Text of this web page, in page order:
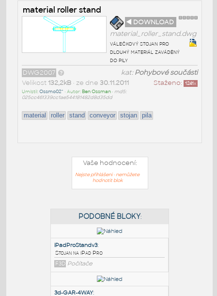
material roller stand
◄ DOWNLOAD
material_roller_stand.dwg
válečkový stojan pro
dlouhý materiál zaváděný
do pily
kat:Pohybové součásti
DWG2007
Staženo: 1241x
Velikost 132,2kB• ze dne 30.11.2011
Umístil:Ossmo02^ • Autor: Ben Ossman• md5:
025cc461339cc1ae544181482d8d35dd
material roller stand conveyor stojan pila
Vaše hodnocení:
Nejste přihlášeni - nemůžete
hodnotit blok
PODOBNÉ BLOKY: